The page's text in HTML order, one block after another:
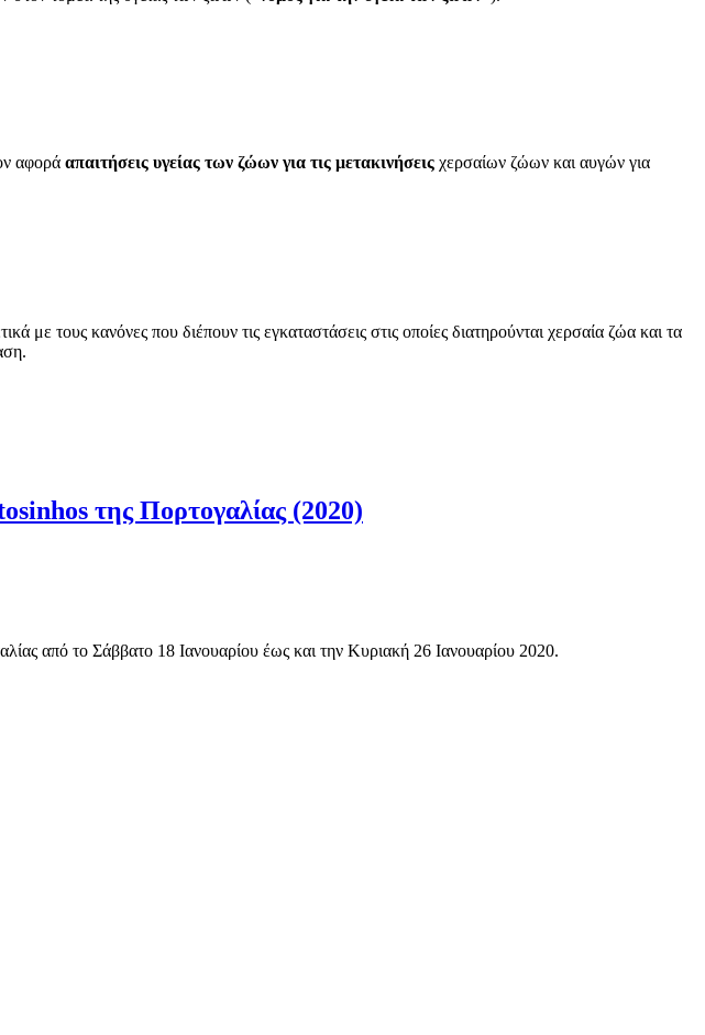
αφορά απαιτήσεις υγείας των ζώων για τις μετακινήσεις χερσαίων ζώων και αυγών για
με τους κανόνες που διέπουν τις εγκαταστάσεις στις οποίες διατηρούνται χερσαία ζώα και τα
της Πορτογαλίας (2020)
από το Σάββατο 18 Ιανουαρίου έως και την Κυριακή 26 Ιανουαρίου 2020.